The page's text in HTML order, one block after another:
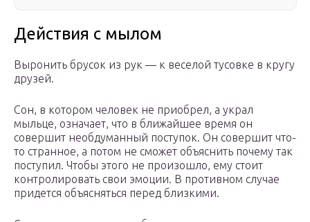
Действия с мылом
Выронить брусок из рук — к веселой тусовке в кругу
друзей.
Сон, в котором человек не приобрел, а украл
мыльце, означает, что в ближайшее время он
совершит необдуманный поступок. Он совершит что-
то странное, а потом не сможет объяснить почему так
поступил. Чтобы этого не произошло, ему стоит
контролировать свои эмоции. В противном случае
придется объясняться перед близкими.